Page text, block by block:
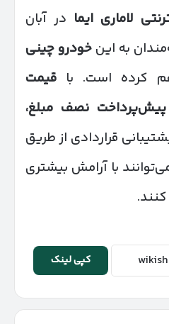
لاماری ایما در آبان
خودرو چینی
کرده است. با قیمت
نصف مبلغ،
قراردادی از طریق
با آرامش بیشتری
کپی لینک